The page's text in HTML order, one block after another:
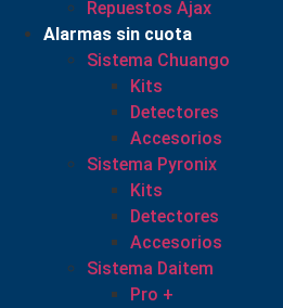
Repuestos Ajax
Alarmas sin cuota
Sistema Chuango
Kits
Detectores
Accesorios
Sistema Pyronix
Kits
Detectores
Accesorios
Sistema Daitem
Pro +